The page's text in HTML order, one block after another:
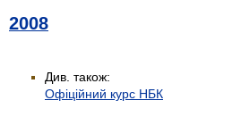
2008
Див. також:
Офіційний курс НБК